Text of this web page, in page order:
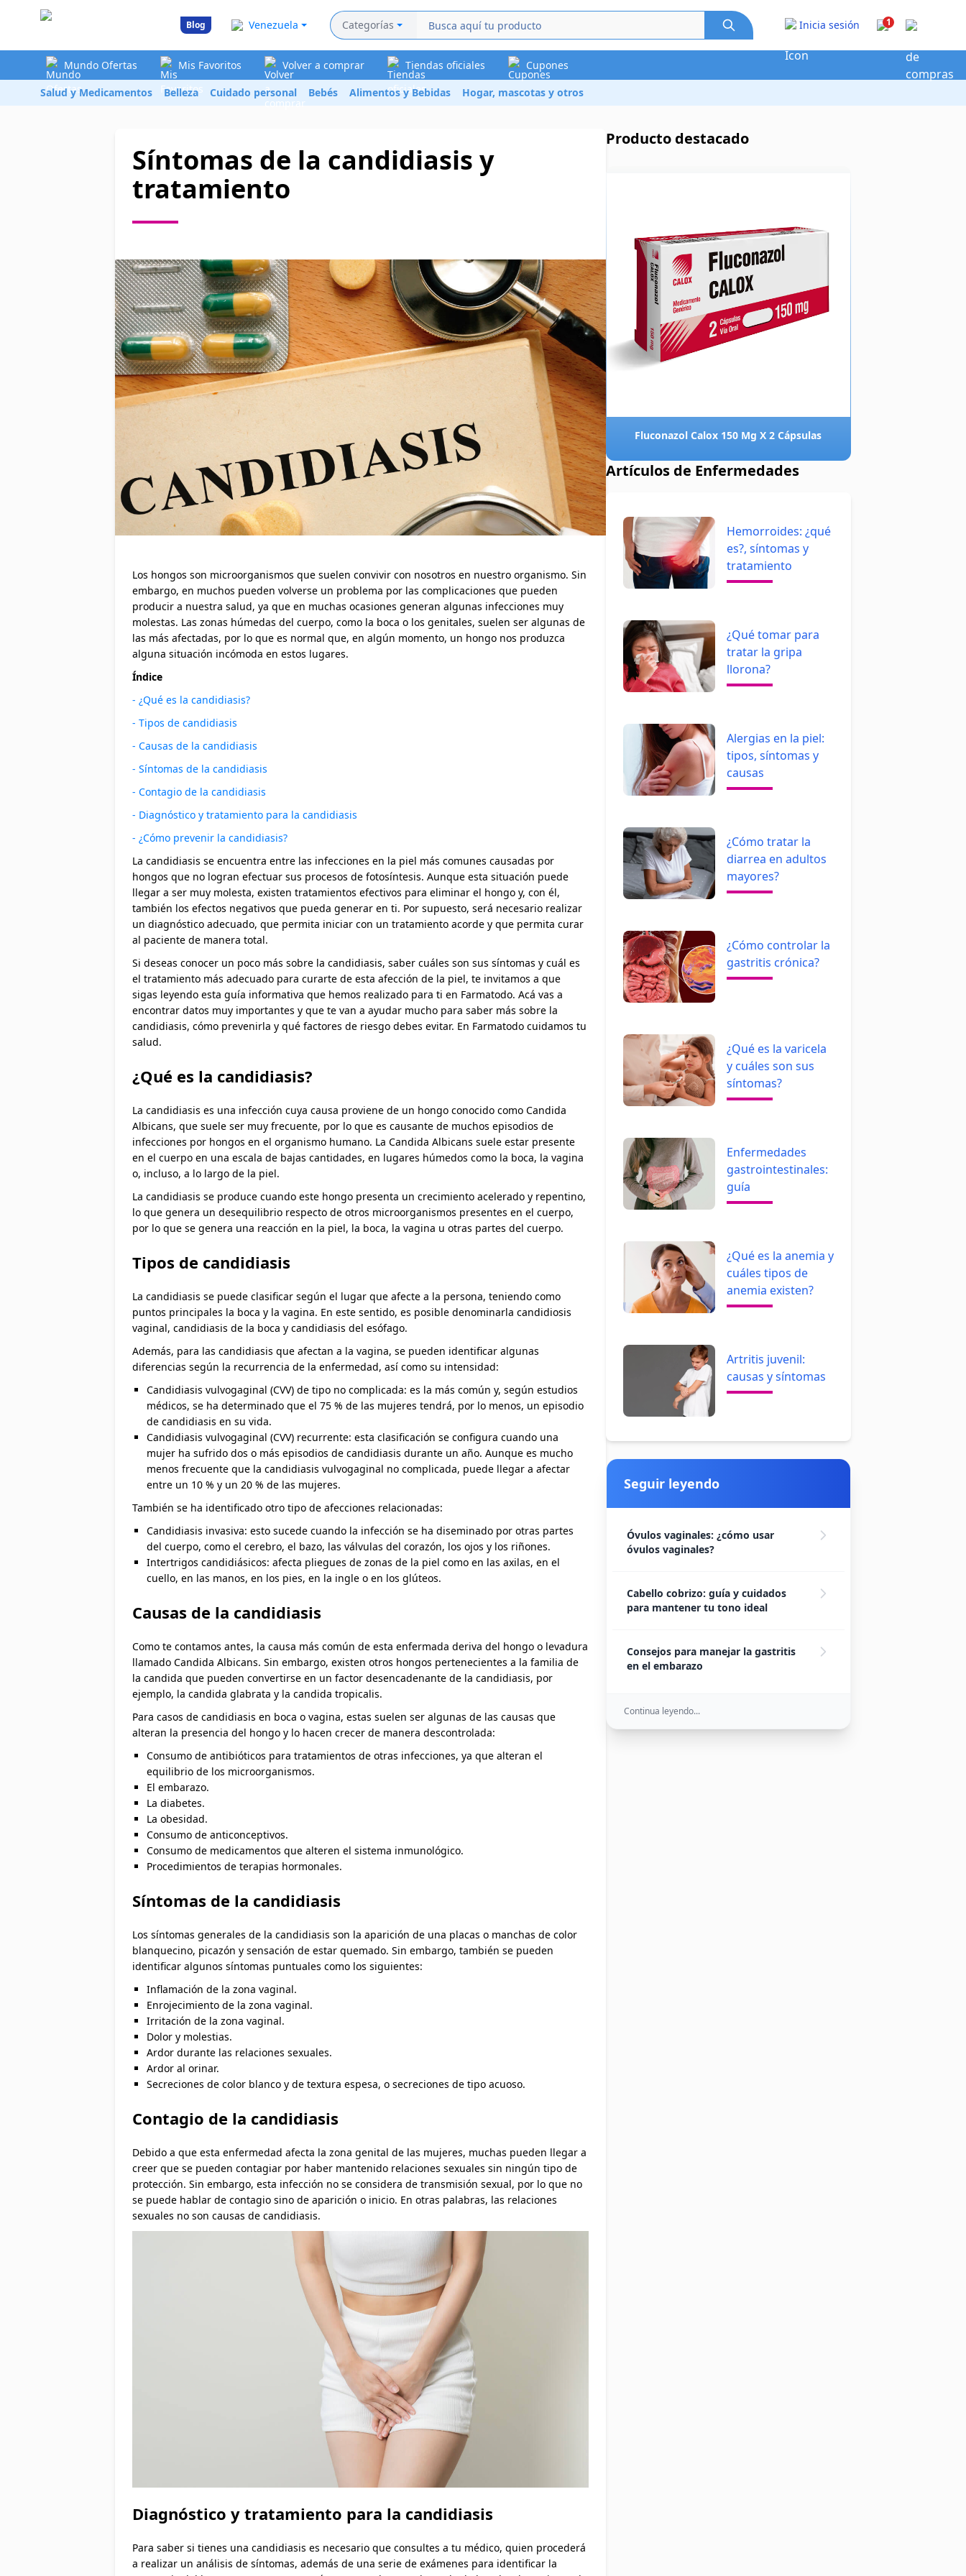
Blog Venezuela Categorías Inicia sesión 1
Mundo Ofertas Mis Favoritos Volver a comprar Tiendas oficiales Cupones
Salud y Medicamentos Belleza Cuidado personal Bebés Alimentos y Bebidas Hogar, mascotas y otros
Síntomas de la candidiasis y
tratamiento
Los hongos son microorganismos que suelen convivir con nosotros en nuestro organismo. Sin
embargo, en muchos pueden volverse un problema por las complicaciones que pueden
producir a nuestra salud, ya que en muchas ocasiones generan algunas infecciones muy
molestas. Las zonas húmedas del cuerpo, como la boca o los genitales, suelen ser algunas de
las más afectadas, por lo que es normal que, en algún momento, un hongo nos produzca
alguna situación incómoda en estos lugares.
Índice
- ¿Qué es la candidiasis?
- Tipos de candidiasis
- Causas de la candidiasis
- Síntomas de la candidiasis
- Contagio de la candidiasis
- Diagnóstico y tratamiento para la candidiasis
- ¿Cómo prevenir la candidiasis?
La candidiasis se encuentra entre las infecciones en la piel más comunes causadas por
hongos que no logran efectuar sus procesos de fotosíntesis. Aunque esta situación puede
llegar a ser muy molesta, existen tratamientos efectivos para eliminar el hongo y, con él,
también los efectos negativos que pueda generar en ti. Por supuesto, será necesario realizar
un diagnóstico adecuado, que permita iniciar con un tratamiento acorde y que permita curar
al paciente de manera total.
Si deseas conocer un poco más sobre la candidiasis, saber cuáles son sus síntomas y cuál es
el tratamiento más adecuado para curarte de esta afección de la piel, te invitamos a que
sigas leyendo esta guía informativa que hemos realizado para ti en Farmatodo. Acá vas a
encontrar datos muy importantes y que te van a ayudar mucho para saber más sobre la
candidiasis, cómo prevenirla y qué factores de riesgo debes evitar. En Farmatodo cuidamos tu
salud.
¿Qué es la candidiasis?
La candidiasis es una infección cuya causa proviene de un hongo conocido como Candida
Albicans, que suele ser muy frecuente, por lo que es causante de muchos episodios de
infecciones por hongos en el organismo humano. La Candida Albicans suele estar presente
en el cuerpo en una escala de bajas cantidades, en lugares húmedos como la boca, la vagina
o, incluso, a lo largo de la piel.
La candidiasis se produce cuando este hongo presenta un crecimiento acelerado y repentino,
lo que genera un desequilibrio respecto de otros microorganismos presentes en el cuerpo,
por lo que se genera una reacción en la piel, la boca, la vagina u otras partes del cuerpo.
Tipos de candidiasis
La candidiasis se puede clasificar según el lugar que afecte a la persona, teniendo como
puntos principales la boca y la vagina. En este sentido, es posible denominarla candidiosis
vaginal, candidiasis de la boca y candidiasis del esófago.
Además, para las candidiasis que afectan a la vagina, se pueden identificar algunas
diferencias según la recurrencia de la enfermedad, así como su intensidad:
Candidiasis vulvogaginal (CVV) de tipo no complicada: es la más común y, según estudios
médicos, se ha determinado que el 75 % de las mujeres tendrá, por lo menos, un episodio
de candidiasis en su vida.
Candidiasis vulvogaginal (CVV) recurrente: esta clasificación se configura cuando una
mujer ha sufrido dos o más episodios de candidiasis durante un año. Aunque es mucho
menos frecuente que la candidiasis vulvogaginal no complicada, puede llegar a afectar
entre un 10 % y un 20 % de las mujeres.
También se ha identificado otro tipo de afecciones relacionadas:
Candidiasis invasiva: esto sucede cuando la infección se ha diseminado por otras partes
del cuerpo, como el cerebro, el bazo, las válvulas del corazón, los ojos y los riñones.
Intertrigos candidiásicos: afecta pliegues de zonas de la piel como en las axilas, en el
cuello, en las manos, en los pies, en la ingle o en los glúteos.
Causas de la candidiasis
Como te contamos antes, la causa más común de esta enfermada deriva del hongo o levadura
llamado Candida Albicans. Sin embargo, existen otros hongos pertenecientes a la familia de
la candida que pueden convertirse en un factor desencadenante de la candidiasis, por
ejemplo, la candida glabrata y la candida tropicalis.
Para casos de candidiasis en boca o vagina, estas suelen ser algunas de las causas que
alteran la presencia del hongo y lo hacen crecer de manera descontrolada:
Consumo de antibióticos para tratamientos de otras infecciones, ya que alteran el
equilibrio de los microorganismos.
El embarazo.
La diabetes.
La obesidad.
Consumo de anticonceptivos.
Consumo de medicamentos que alteren el sistema inmunológico.
Procedimientos de terapias hormonales.
Síntomas de la candidiasis
Los síntomas generales de la candidiasis son la aparición de una placas o manchas de color
blanquecino, picazón y sensación de estar quemado. Sin embargo, también se pueden
identificar algunos síntomas puntuales como los siguientes:
Inflamación de la zona vaginal.
Enrojecimiento de la zona vaginal.
Irritación de la zona vaginal.
Dolor y molestias.
Ardor durante las relaciones sexuales.
Ardor al orinar.
Secreciones de color blanco y de textura espesa, o secreciones de tipo acuoso.
Contagio de la candidiasis
Debido a que esta enfermedad afecta la zona genital de las mujeres, muchas pueden llegar a
creer que se pueden contagiar por haber mantenido relaciones sexuales sin ningún tipo de
protección. Sin embargo, esta infección no se considera de transmisión sexual, por lo que no
se puede hablar de contagio sino de aparición o inicio. En otras palabras, las relaciones
sexuales no son causas de candidiasis.
Diagnóstico y tratamiento para la candidiasis
Para saber si tienes una candidiasis es necesario que consultes a tu médico, quien procederá
a realizar un análisis de síntomas, además de una serie de exámenes para identificar la
Producto destacado
Fluconazol Calox 150 Mg X 2 Cápsulas
Artículos de Enfermedades
Hemorroides: ¿qué
es?, síntomas y
tratamiento
¿Qué tomar para
tratar la gripa
llorona?
Alergias en la piel:
tipos, síntomas y
causas
¿Cómo tratar la
diarrea en adultos
mayores?
¿Cómo controlar la
gastritis crónica?
¿Qué es la varicela
y cuáles son sus
síntomas?
Enfermedades
gastrointestinales:
guía
¿Qué es la anemia y
cuáles tipos de
anemia existen?
Artritis juvenil:
causas y síntomas
Seguir leyendo
Óvulos vaginales: ¿cómo usar
óvulos vaginales?
Cabello cobrizo: guía y cuidados
para mantener tu tono ideal
Consejos para manejar la gastritis
en el embarazo
Continua leyendo...